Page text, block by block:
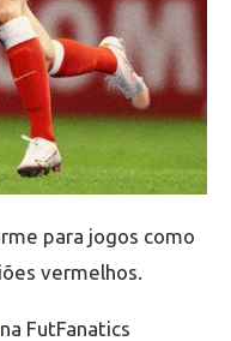
para jogos como
vermelhos.
na FutFanatics